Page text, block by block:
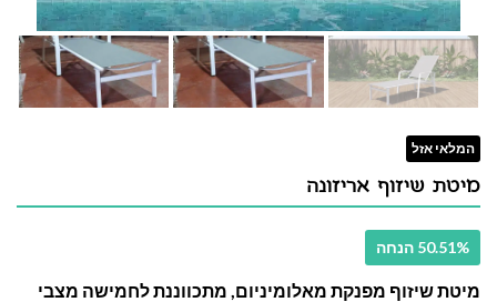
המלאי אזל
מיטת שיזוף אריזונה
50.51% הנחה
מיטת שיזוף מפנקת מאלומיניום, מתכווננת לחמישה מצבי